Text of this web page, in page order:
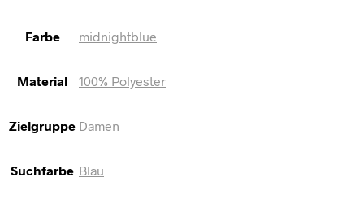
Farbe midnightblue
Material 100% Polyester
Zielgruppe Damen
Suchfarbe Blau